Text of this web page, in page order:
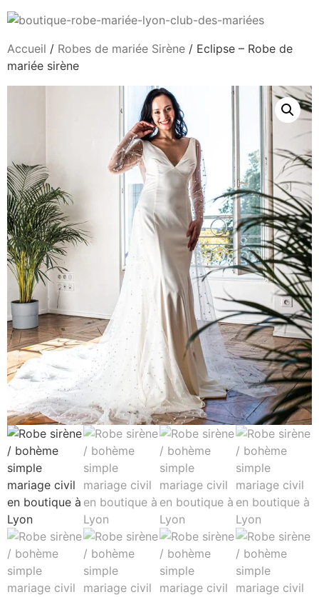
Accueil / Robes de mariée Sirène / Eclipse – Robe de
mariée sirène